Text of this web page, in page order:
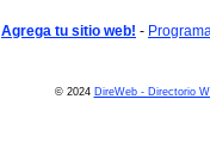
Agrega tu sitio web! -
© 2024 DireWeb - Directorio